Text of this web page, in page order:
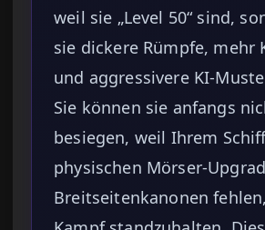
weil sie „Level 50“ sind,
sie dickere Rümpfe, mehr
und aggressivere KI-
Sie können sie anfangs
besiegen, weil Ihrem
physischen Mörser-
Breitseitenkanonen